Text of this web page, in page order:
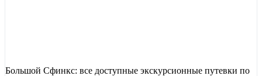
Большой Сфинкс: все доступные экскурсионные путевки по